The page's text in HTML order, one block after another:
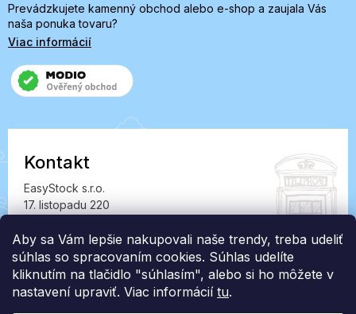
Aby sa Vám lepšie nakupovali naše trendy, treba udeliť
súhlas so spracovaním cookies. Súhlas udelíte
kliknutím na tlačidlo "súhlasím", alebo si ho môžete v
nastavení upraviť. Viac informácií tu.
Prevádzkujete kamenný obchod alebo e-shop a zaujala Vás
naša ponuka tovaru?
Viac informácií
Kontakt
EasyStock s.r.o.
17. listopadu 220
IČ: 07727402, DIČ: CZ07727402
info@londonclub.sk